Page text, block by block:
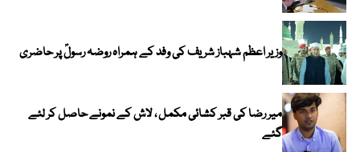
وزیر اعظم شہباز شریف کی وفد کے ہمراہ روضہ رسولؐ پر حاضری
میر رضا کی قبر کشائی مکمل ، لاش کے نمونے حاصل کر لئے
گئے